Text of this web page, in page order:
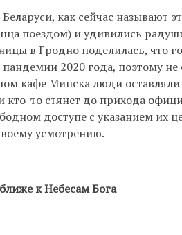
как сейчас называют
поездом) и удивились
в Гродно поделилась, что
пандемии 2020 года, поэтому
кафе Минска люди оставляли
кто-то стянет до прихода
доступе с указанием их
усмотрению.
к Небесам Бога